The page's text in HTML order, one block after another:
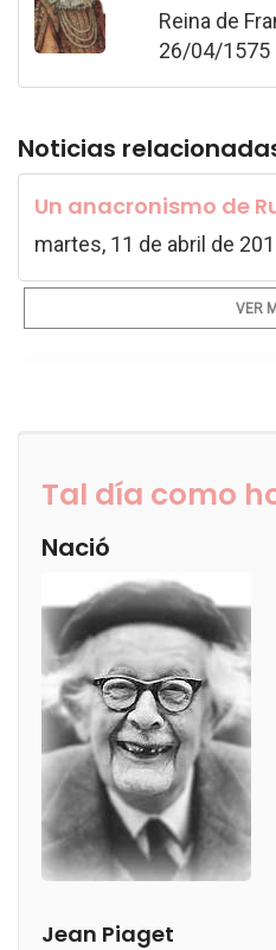
Reina de
26/04/1575
Noticias
Un anacronismo de
martes, 11 de abril de
VER
Tal día como
Nació
Jean Piaget